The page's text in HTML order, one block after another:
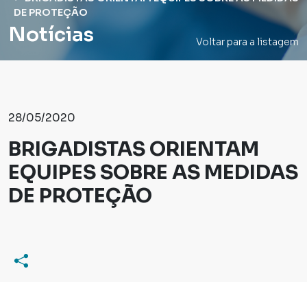
DE PROTEÇÃO
Notícias Voltar para a listagem
28/05/2020
BRIGADISTAS ORIENTAM
EQUIPES SOBRE AS MEDIDAS
DE PROTEÇÃO